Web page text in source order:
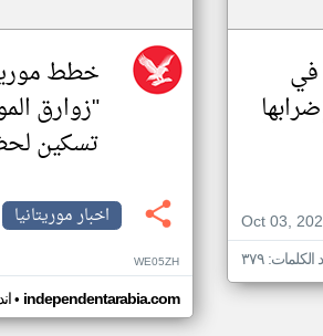
في
Oct 03,
٣٧٩
خطط
"زوارق
تسكين
اخبار موريتانيا
WE05ZH
• independentarabia.com